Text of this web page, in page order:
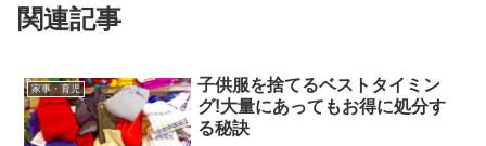
関連記事
家事・育児
子供服を捨てるベストタイミン
グ!大量にあってもお得に処分す
る秘訣